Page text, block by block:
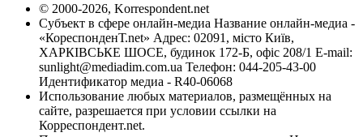
© 2000-2026, Korrespondent.net
Субъект в сфере онлайн-медиа Название онлайн-медиа -
«КореспонденТ.net» Адрес: 02091, місто Київ,
ХАРКІВСЬКЕ ШОСЕ, будинок 172-Б, офіс 208/1 E-mail:
sunlight@mediadim.com.ua Телефон: 044-205-43-00
Идентификатор медиа - R40-06068
Использование любых материалов, размещённых на
сайте, разрешается при условии ссылки на
Корреспондент.net.